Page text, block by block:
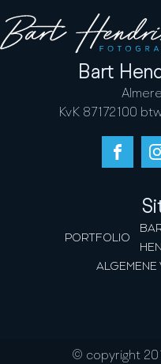
Bart
KvK 87172100
PORTFOLIO
ALGEMENE
© copyright